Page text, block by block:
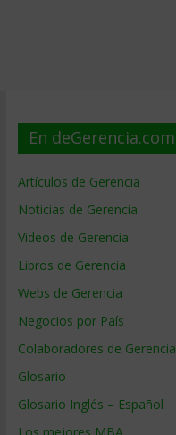
En deGerencia.com
Artículos de Gerencia
Noticias de Gerencia
Videos de Gerencia
Libros de Gerencia
Webs de Gerencia
Negocios por País
Colaboradores de Gerencia
Glosario
Glosario Inglés – Español